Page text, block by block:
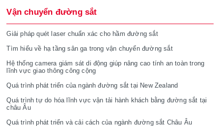
Vận chuyển đường sắt
Giải pháp quét laser chuẩn xác cho hầm đường sắt
Tìm hiểu về hạ tầng sân ga trong vận chuyển đường sắt
Hệ thống camera giám sát di động giúp nâng cao tính an toàn trong
lĩnh vực giao thông công cộng
Quá trình phát triển của ngành đường sắt tại New Zealand
Quá trình tự do hóa lĩnh vực vận tải hành khách bằng đường sắt tại
châu Âu
Quá trình phát triển và cải cách của ngành đường sắt Châu Âu